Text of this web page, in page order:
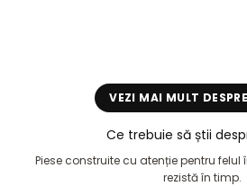
VEZI MAI MULT
Ce trebuie să știi
Piese construite cu atenție pentru felul
rezistă în timp.